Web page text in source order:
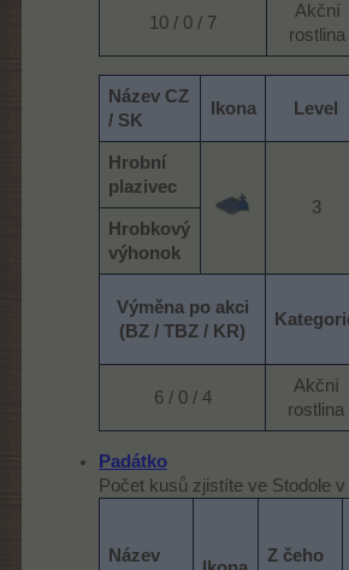
10 / 0 / 7​
Akční
rostlina​
Název CZ
/ SK
Ikona Level
Hrobní
plazivec
3​
Hrobkový
výhonok
Výměna po akci
(BZ / TBZ / KR)
6 / 0 / 4​
Akční
rostlina​
Padátko
Počet kusů zjistíte ve Stodole
Název
Z čeho